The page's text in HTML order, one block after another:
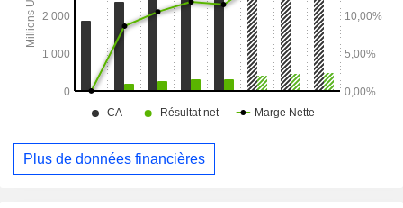
Plus de données financières